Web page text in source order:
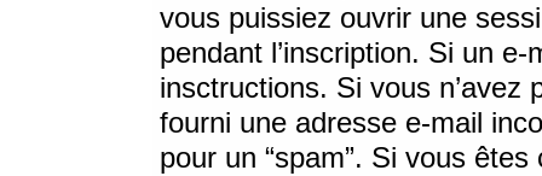
vous puissiez ouvrir une
pendant l’inscription. Si un
insctructions. Si vous n’avez
fourni une adresse e-mail
pour un “spam”. Si vous